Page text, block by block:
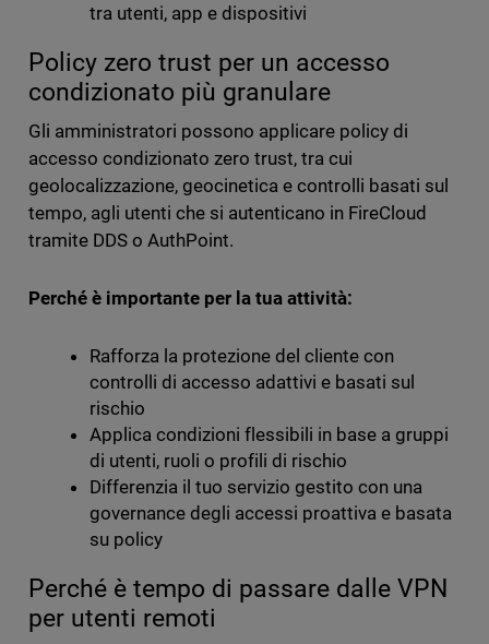
tra utenti, app e dispositivi
Policy zero trust per un accesso
condizionato più granulare
Gli amministratori possono applicare policy di
accesso condizionato zero trust, tra cui
geolocalizzazione, geocinetica e controlli basati sul
tempo, agli utenti che si autenticano in FireCloud
tramite DDS o AuthPoint.
Perché è importante per la tua attività:
Rafforza la protezione del cliente con
controlli di accesso adattivi e basati sul
rischio
Applica condizioni flessibili in base a gruppi
di utenti, ruoli o profili di rischio
Differenzia il tuo servizio gestito con una
governance degli accessi proattiva e basata
su policy
Perché è tempo di passare dalle VPN
per utenti remoti